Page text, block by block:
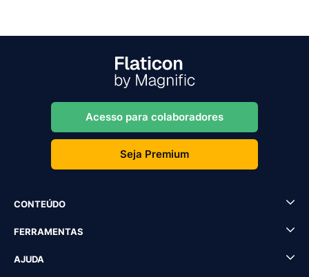
Acesso para colaboradores
Seja Premium
CONTEÚDO
FERRAMENTAS
AJUDA